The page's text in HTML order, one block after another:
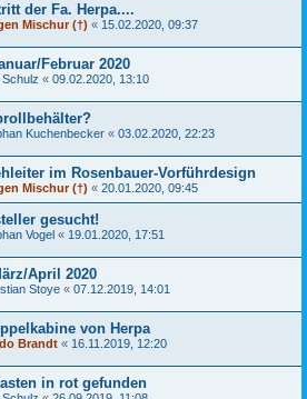
der Fa. Herpa....
Mischur (†) « 15.02.2020, 09:37
Februar 2020
Schulz « 09.02.2020, 13:10
Kuchenbecker « 03.02.2020, 22:23
im Rosenbauer-Vorführdesign
Mischur (†) « 20.01.2020, 09:45
gesucht!
Vogel « 19.01.2020, 17:51
April 2020
Stoye « 07.12.2019, 14:01
von Herpa
Brandt « 16.11.2019, 12:20
in rot gefunden